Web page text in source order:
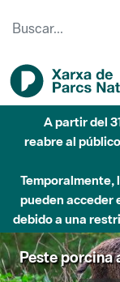
A partir del
reabre al
Temporalmente,
pueden acceder
debido a una
Peste porcina